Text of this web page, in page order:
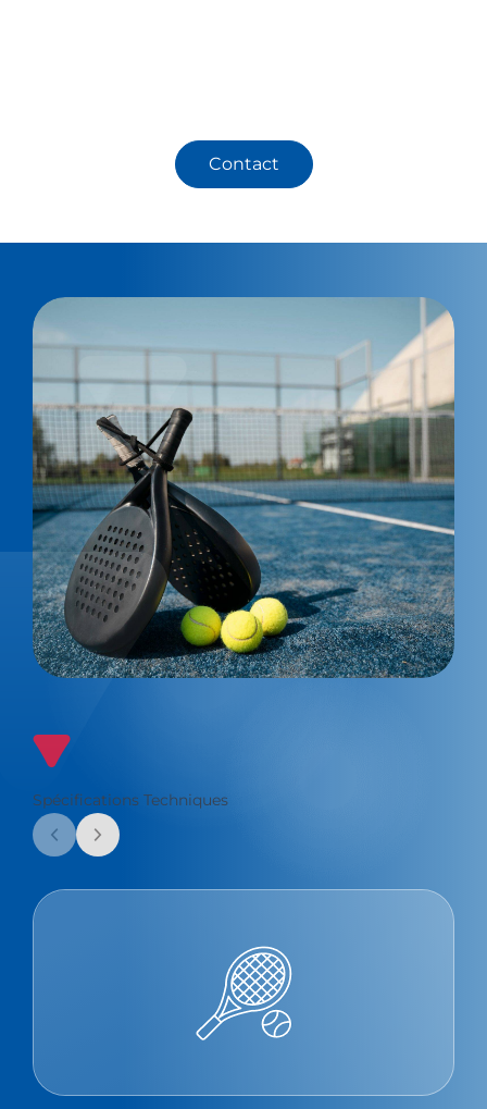
Contact
Spécifications Techniques